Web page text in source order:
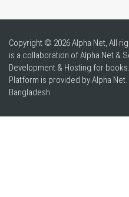
Copyright © 2026 Alpha Net, All
is a collaboration of Alpha Net &
Development & Hosting for
Platform is provided by Alpha
Bangladesh.